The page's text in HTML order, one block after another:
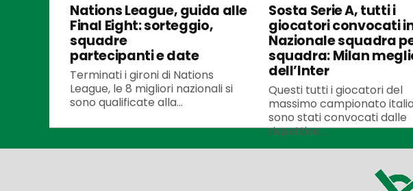
Nations League, guida alle
Final Eight: sorteggio,
squadre
partecipanti e date
Terminati i gironi di Nations
League, le 8 migliori nazionali si
sono qualificate alla...
Sosta Serie A, tutti i
giocatori convocati
Nazionale squadra
squadra: Milan
dell’Inter
Questi tutti i giocatori del
massimo campionato
sono stati convocati dalle
rispettive...